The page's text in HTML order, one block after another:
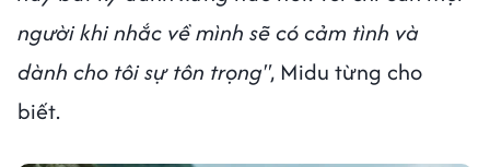
người khi nhắc về mình sẽ có cảm tình và
dành cho tôi sự tôn trọng", Midu từng cho
biết.